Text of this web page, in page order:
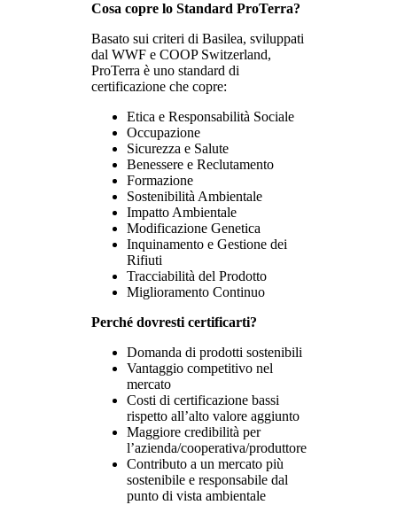
Cosa copre lo Standard ProTerra?
Basato sui criteri di Basilea, sviluppati
dal WWF e COOP Switzerland,
ProTerra è uno standard di
certificazione che copre:
Etica e Responsabilità Sociale
Occupazione
Sicurezza e Salute
Benessere e Reclutamento
Formazione
Sostenibilità Ambientale
Impatto Ambientale
Modificazione Genetica
Inquinamento e Gestione dei
Rifiuti
Tracciabilità del Prodotto
Miglioramento Continuo
Perché dovresti certificarti?
Domanda di prodotti sostenibili
Vantaggio competitivo nel
mercato
Costi di certificazione bassi
rispetto all’alto valore aggiunto
Maggiore credibilità per
l’azienda/cooperativa/produttore
Contributo a un mercato più
sostenibile e responsabile dal
punto di vista ambientale